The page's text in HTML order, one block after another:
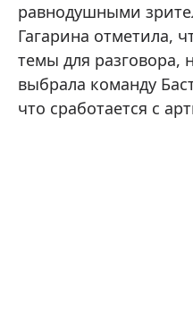
равнодушными
Гагарина отметила,
темы для разговора,
выбрала команду
что сработается с